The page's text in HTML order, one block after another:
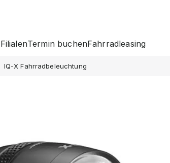
FilialenTermin buchenFahrradleasing
IQ-X Fahrradbeleuchtung